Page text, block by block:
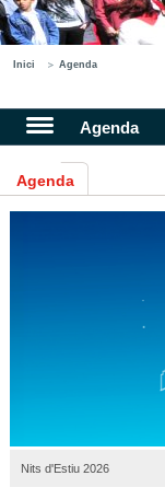
Inici Agenda
Agenda
Agenda
Nits d'Estiu 2026